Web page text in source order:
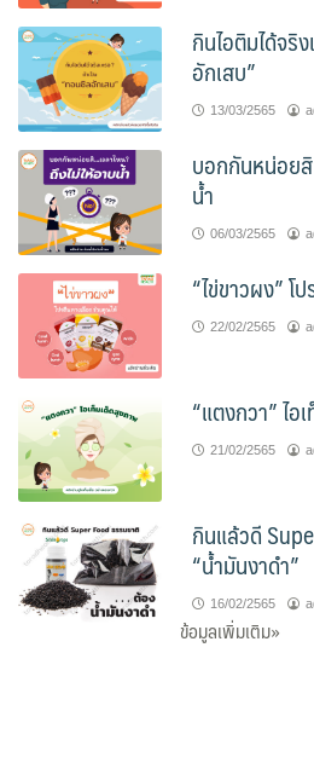
กินไอติมได้จริ
อักเสบ”
13/03/2565
บอกกันหน่อยสิ
น้ำ
06/03/2565
“ไข่ขาวผง”
22/02/2565
“แตงกวา” ไอ
21/02/2565
กินแล้วดี
“น้ำมันงาดำ”
16/02/2565
ข้อมูลเพิ่มเติม»